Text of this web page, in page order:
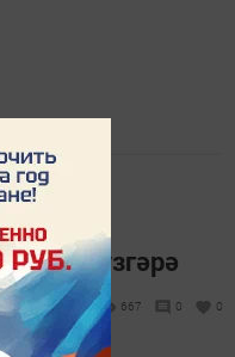
якка үзгәрә
667 0 0